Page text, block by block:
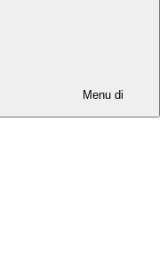
Menu di